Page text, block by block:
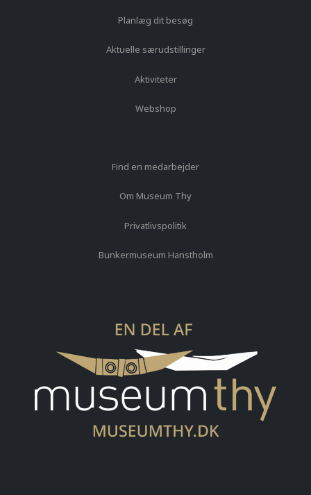
Planlæg dit besøg
Aktuelle særudstillinger
Aktiviteter
Webshop
Find en medarbejder
Om Museum Thy
Privatlivspolitik
Bunkermuseum Hanstholm